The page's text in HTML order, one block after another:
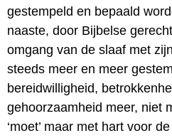
gestempeld en bepaald
naaste, door Bijbelse
omgang van de slaaf met
steeds meer en meer
bereidwilligheid,
gehoorzaamheid meer, niet
‘moet’ maar met hart voor